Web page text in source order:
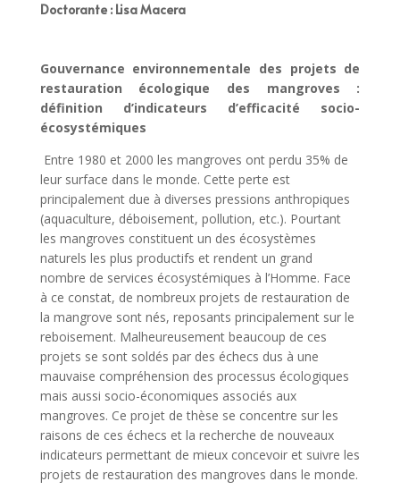
Doctorante : Lisa Macera
Gouvernance environnementale des projets de
restauration écologique des mangroves :
définition d’indicateurs d’efficacité socio-
écosystémiques
Entre 1980 et 2000 les mangroves ont perdu 35% de
leur surface dans le monde. Cette perte est
principalement due à diverses pressions anthropiques
(aquaculture, déboisement, pollution, etc.). Pourtant
les mangroves constituent un des écosystèmes
naturels les plus productifs et rendent un grand
nombre de services écosystémiques à l’Homme. Face
à ce constat, de nombreux projets de restauration de
la mangrove sont nés, reposants principalement sur le
reboisement. Malheureusement beaucoup de ces
projets se sont soldés par des échecs dus à une
mauvaise compréhension des processus écologiques
mais aussi socio-économiques associés aux
mangroves. Ce projet de thèse se concentre sur les
raisons de ces échecs et la recherche de nouveaux
indicateurs permettant de mieux concevoir et suivre les
projets de restauration des mangroves dans le monde.